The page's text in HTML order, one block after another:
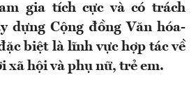
gia tích cực và có trách
dựng Cộng đồng Văn hóa-
biệt là lĩnh vực hợp tác về
xã hội và phụ nữ, trẻ em.